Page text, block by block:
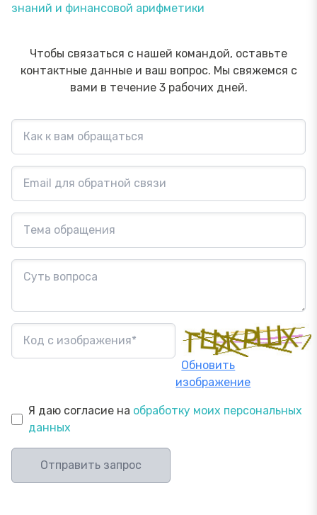
знаний и финансовой арифметики
Чтобы связаться с нашей командой, оставьте
контактные данные и ваш вопрос. Мы свяжемся с
вами в течение 3 рабочих дней.
Обновить
изображение
Я даю согласие на обработку моих персональных
данных
Отправить запрос